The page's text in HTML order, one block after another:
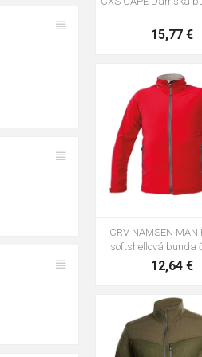
15,77 €
CRV NAMSEN
softshellová bunda
12,64 €
XL